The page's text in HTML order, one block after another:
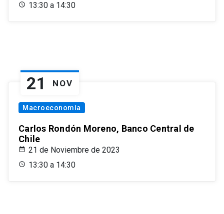
13:30 a 14:30
21 NOV
Macroeconomía
Carlos Rondón Moreno, Banco Central de
Chile
21 de Noviembre de 2023
13:30 a 14:30